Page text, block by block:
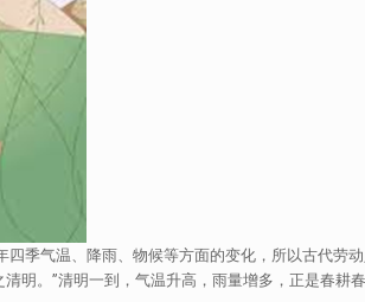
季气温、降雨、物候等方面的变化，所以古代劳
明。”清明一到，气温升高，雨量增多，正是春耕